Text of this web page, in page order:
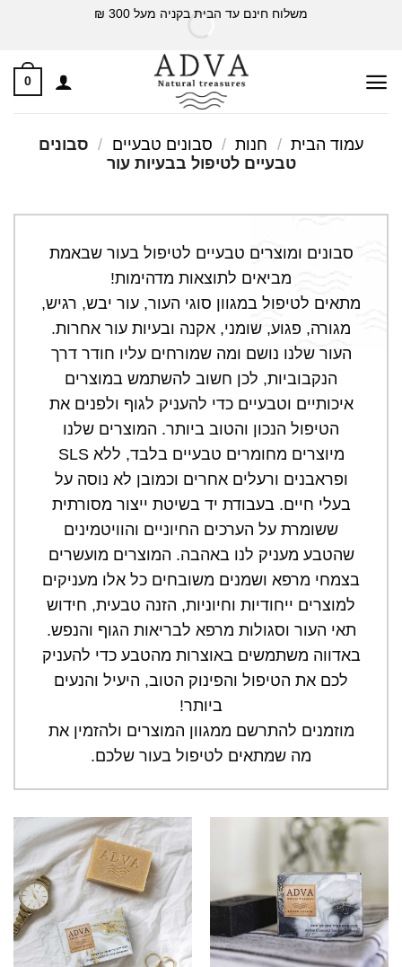
משלוח חינם עד הבית בקניה מעל 300 ₪
0
עמוד הבית / חנות / סבונים טבעיים / סבונים
טבעיים לטיפול בבעיות עור
סבונים ומוצרים טבעיים לטיפול בעור שבאמת
מביאים לתוצאות מדהימות!
מתאים לטיפול במגוון סוגי העור, עור יבש, רגיש,
מגורה, פגוע, שומני, אקנה ובעיות עור אחרות.
העור שלנו נושם ומה שמורחים עליו חודר דרך
הנקבוביות, לכן חשוב להשתמש במוצרים
איכותיים וטבעיים כדי להעניק לגוף ולפנים את
הטיפול הנכון והטוב ביותר. המוצרים שלנו
מיוצרים מחומרים טבעיים בלבד, ללא SLS
ופראבנים ורעלים אחרים וכמובן לא נוסה על
בעלי חיים. בעבודת יד בשיטת ייצור מסורתית
ששומרת על הערכים החיוניים והוויטמינים
שהטבע מעניק לנו באהבה. המוצרים מועשרים
בצמחי מרפא ושמנים משובחים כל אלו מעניקים
למוצרים ייחודיות וחיוניות, הזנה טבעית, חידוש
תאי העור וסגולות מרפא לבריאות הגוף והנפש.
באדווה משתמשים באוצרות מהטבע כדי להעניק
לכם את הטיפול והפינוק הטוב, היעיל והנעים
ביותר!
מוזמנים להתרשם ממגוון המוצרים ולהזמין את
מה שמתאים לטיפול בעור שלכם.